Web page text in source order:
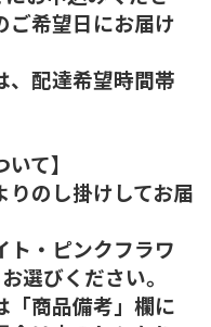
ご希望日にお届け
配達希望時間帯
て】
のし掛けしてお届
・ピンクフラワ
選びください。
商品備考」欄に